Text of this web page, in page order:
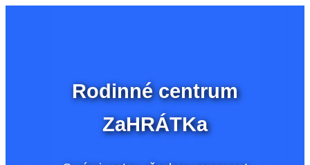
Rodinné centrum
ZaHRÁTKa